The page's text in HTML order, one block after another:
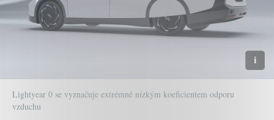
Lightyear 0 se vyznačuje extrémně nízkým koeficientem odporu
vzduchu